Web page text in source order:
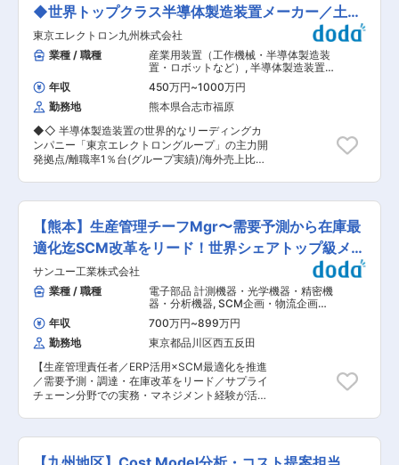
てる不可欠製品です。半永久的に使用され続ける
製品であり、ニーズがなくなることはありません
変更の範囲：会社の定める業務
の調査 〔POINT〕 ●技術営業スタイルで、課題
解決の提案が中心 ●製造工程を理解し、最適なソ
リューションを提供する“伴走型”の営業 ●半導体
業界の知識は入社後にしっかり学べる ●技術部門
との連携体制があり営業しやすい ●20〜30代中
心で活気ある雰囲気で、新しい提案やチャレンジ
を歓迎する風土 ●上司、先輩からの手厚いフォロ
ーも行います 第2新卒の方でも、段階的にスキル
を磨きながら活躍できます！ ■企業の特徴／魅力
◎ウェハー再生事業で世界上位の技術力！ ◎再生
業界では36年の歴史。 なお、本社濱田重工株式
手にもチャンスの多い環境 ◎グローバル展開が進
んでおり海外営業を経験できる可能性もある ◎業
成が可能 「技術 × 提案」で強みを発揮できる営
業職です。 変更の範囲：会社の定める業務
御機器の選定や技術的検討 ・製造工程への組立指
示書の作成 など 【変更の範囲：会社の定める業
務】 ■企業業界：東京エレクトロングループは、
国内1位位世界4位の売上規模をもつ半導体製造装
置メーカーです。 世界で高い競争力をもつ装置を
開発、次世代装置向けに技術開発力の強化を進め
ています。九州でもトップクラスの高付加価値
（利益）を誇ります。
◆世界トップクラス半導体製造装置メーカー／土日
祝休み◎
東京エレクトロン九州株式会社
業種 / 職種
産業用装置（工作機械・半導体製造装
置・ロボットなど） , 半導体製造装置
半導体製造装置
年収 450万円~1000万円
勤務地
熊本県合志市福原
◆◇ 半導体製造装置の世界的なリーディングカ
ンパニー「東京エレクトロングループ」の主力開
発拠点/離職率1％台(グループ実績)/海外売上比率
設計・製造等の社内工程への生産装置の仕様説明
についてご担当いただきます。 ■業務内容： ご
経験やスキル等に応じて、主に下記業務をご担当
いただきます。 ・お客さまとの新規装置や改造案
件の仕様検討・交渉 ・新規装置や改造案件の装置
仕様書の作成および、社内工程への仕様情報の説
明 ・お客さまからのお問い合わせ対応、および来
訪や定例会議等の対応 ・装置全般の仕様情報整備
※場合によっては、海外駐在にてお客さま対応を
いただく場合もございます。 ■事業内容： 東京
エレクトロングループは、国内1位位世界4位の売
上規模をもつ半導体製造装置メーカーです。世界
で高い競争力をもつ装置を開発、次世代装置向け
に技術開発力の強化を進めています。 九州でもト
ップクラスの高付加価値（利益）を誇ります  変更
の範囲：会社の定める業務
【熊本】生産管理チーフMgr〜需要予測から在庫最
適化迄SCM改革をリード！世界シェアトップ級メー
カー
サンユー工業株式会社
業種 / 職種
電子部品 計測機器・光学機器・精密機
器・分析機器, SCM企画・物流企画・
需要予測 生産管理
年収 700万円~899万円
勤務地
東京都品川区西五反田
【生産管理責任者／ERP活用×SCM最適化を推進
／需要予測・調達・在庫改革をリード／サプライ
チェーン分野での実務・マネジメント経験が活か
造を行う同社にて、生産管理部門の責任者とし
て、生産計画・需要管理・資材および在庫管理・